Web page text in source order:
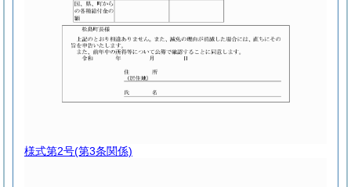
様式第2号(第3条関係)